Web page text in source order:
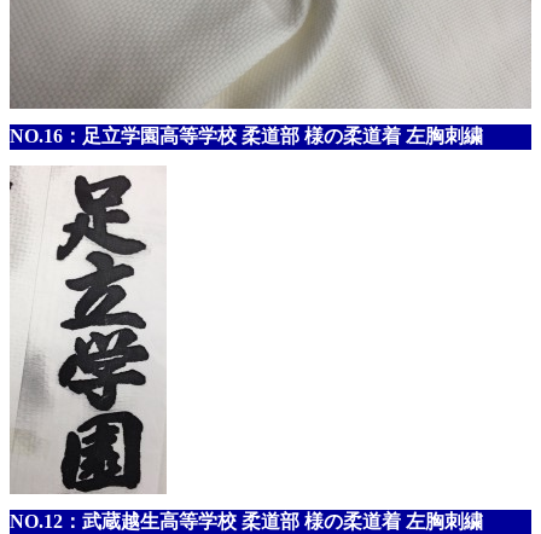
NO.16：足立学園高等学校 柔道部 様の柔道着 左胸刺繍
NO.12：武蔵越生高等学校 柔道部 様の柔道着 左胸刺繍